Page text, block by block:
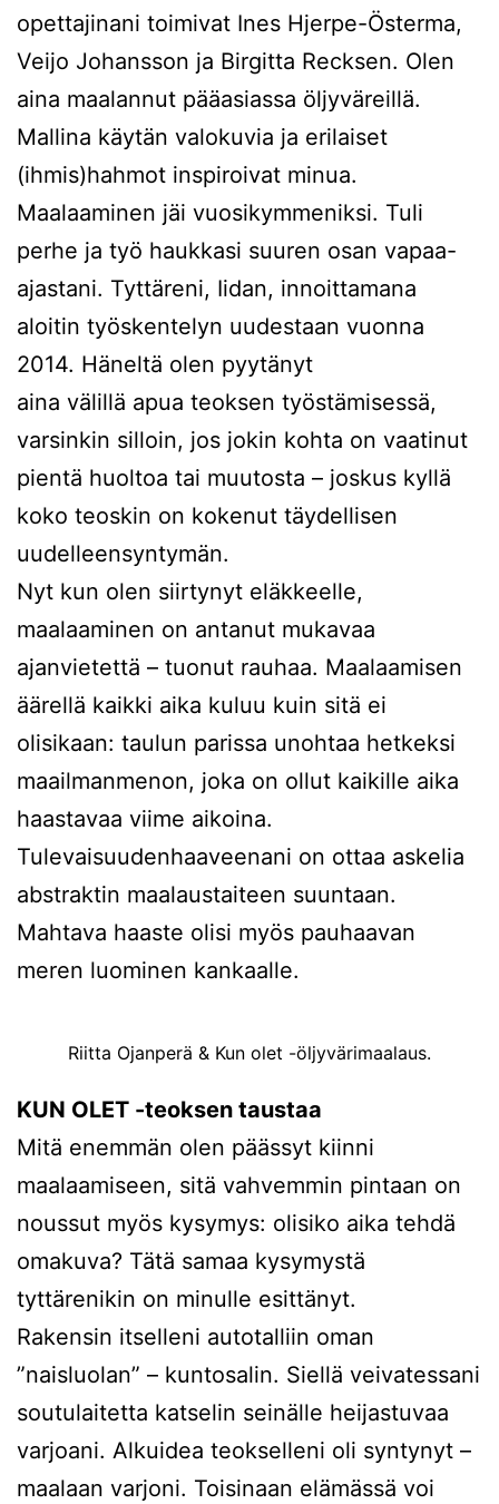
opettajinani toimivat Ines Hjerpe-Österma,
Veijo Johansson ja Birgitta Recksen. Olen
aina maalannut pääasiassa öljyväreillä.
Mallina käytän valokuvia ja erilaiset
(ihmis)hahmot inspiroivat minua.
Maalaaminen jäi vuosikymmeniksi. Tuli
perhe ja työ haukkasi suuren osan vapaa-
ajastani. Tyttäreni, Iidan, innoittamana
aloitin työskentelyn uudestaan vuonna
2014. Häneltä olen pyytänyt
aina välillä apua teoksen työstämisessä,
varsinkin silloin, jos jokin kohta on vaatinut
pientä huoltoa tai muutosta – joskus kyllä
koko teoskin on kokenut täydellisen
uudelleensyntymän.
Nyt kun olen siirtynyt eläkkeelle,
maalaaminen on antanut mukavaa
ajanvietettä – tuonut rauhaa. Maalaamisen
äärellä kaikki aika kuluu kuin sitä ei
olisikaan: taulun parissa unohtaa hetkeksi
maailmanmenon, joka on ollut kaikille aika
haastavaa viime aikoina.
Tulevaisuudenhaaveenani on ottaa askelia
abstraktin maalaustaiteen suuntaan.
Mahtava haaste olisi myös pauhaavan
meren luominen kankaalle.
Riitta Ojanperä & Kun olet -öljyvärimaalaus.
KUN OLET -teoksen taustaa
Mitä enemmän olen päässyt kiinni
maalaamiseen, sitä vahvemmin pintaan on
noussut myös kysymys: olisiko aika tehdä
omakuva? Tätä samaa kysymystä
tyttärenikin on minulle esittänyt.
Rakensin itselleni autotalliin oman
”naisluolan” – kuntosalin. Siellä veivatessani
soutulaitetta katselin seinälle heijastuvaa
varjoani. Alkuidea teokselleni oli syntynyt –
maalaan varjoni. Toisinaan elämässä voi